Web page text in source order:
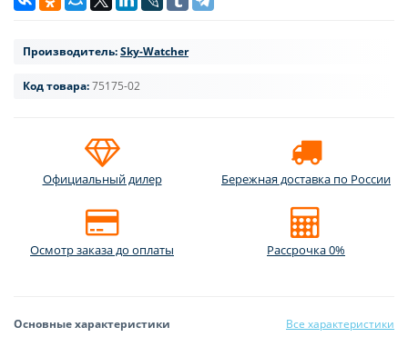
Производитель:Sky-Watcher
Код товара:75175-02
Официальный дилер Бережная доставка по России
Осмотр заказа до оплаты Рассрочка 0%
Основные характеристики Все характеристики